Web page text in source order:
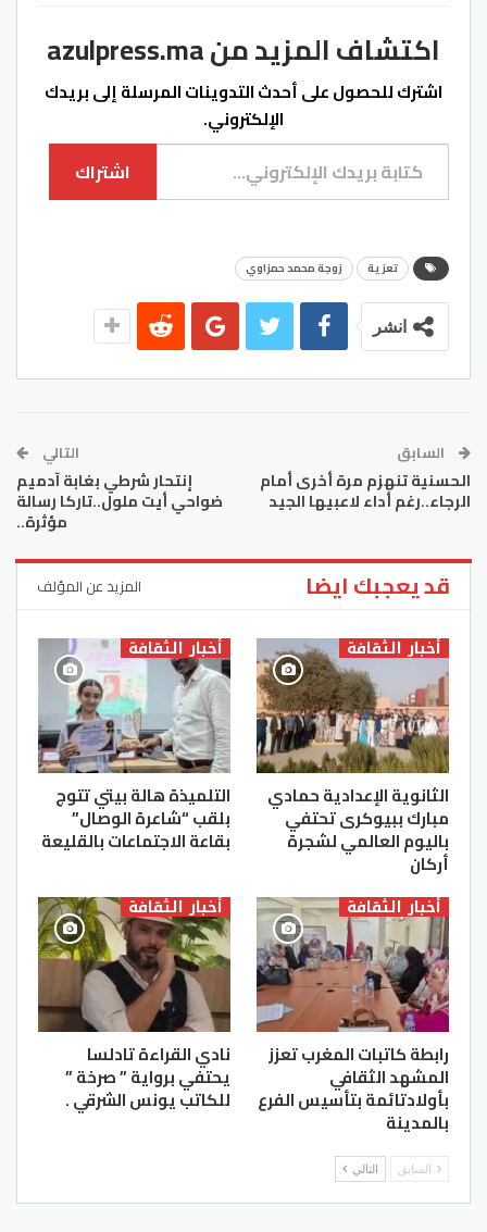
اكتشاف المزيد من azulpress.ma
اشترك للحصول على أحدث التدوينات المرسلة إلى بريدك
الإلكتروني.
كتابة بريدك الإلكتروني...
اشتراك
تعزية زوجة محمد حمزاوي
انشر
السابق
الحسنية تنهزم مرة أخرى أمام
الرجاء..رغم أداء لاعبيها الجيد
التالي
إنتحار شرطي بغابة آدميم
ضواحي أيت ملول..تاركا رسالة
مؤثرة..
قد يعجبك ايضا المزيد عن المؤلف
أخبار الثقافة
الثانوية الإعدادية حمادي
مبارك ببيوكرى تحتفي
باليوم العالمي لشجرة
أركان
أخبار الثقافة
التلميذة هالة بيتي تتوج
بلقب “شاعرة الوصال”
بقاعة الاجتماعات بالقليعة
أخبار الثقافة
رابطة كاتبات المغرب تعزز
المشهد الثقافي
بأولادتائمة بتأسيس الفرع
بالمدينة
أخبار الثقافة
نادي القراءة تادلسا
يحتفي برواية ” صرخة ”
للكاتب يونس الشرقي .
السابق التالي